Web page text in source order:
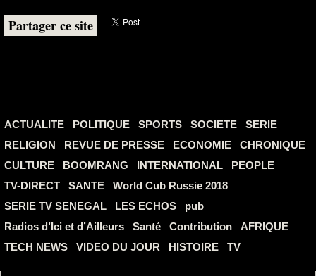
Partager ce site
ACTUALITE POLITIQUE SPORTS SOCIETE
SERIE
RELIGION
REVUE DE PRESSE ECONOMIE
CHRONIQUE
CULTURE
BOOMRANG INTERNATIONAL
PEOPLE
TV-DIRECT
SANTE
World Cub Russie 2018
SERIE TV SENEGAL
LES ECHOS
pub
Radios d’Ici et d’Ailleurs
Santé Contribution
AFRIQUE
TECH NEWS
VIDEO DU JOUR HISTOIRE TV